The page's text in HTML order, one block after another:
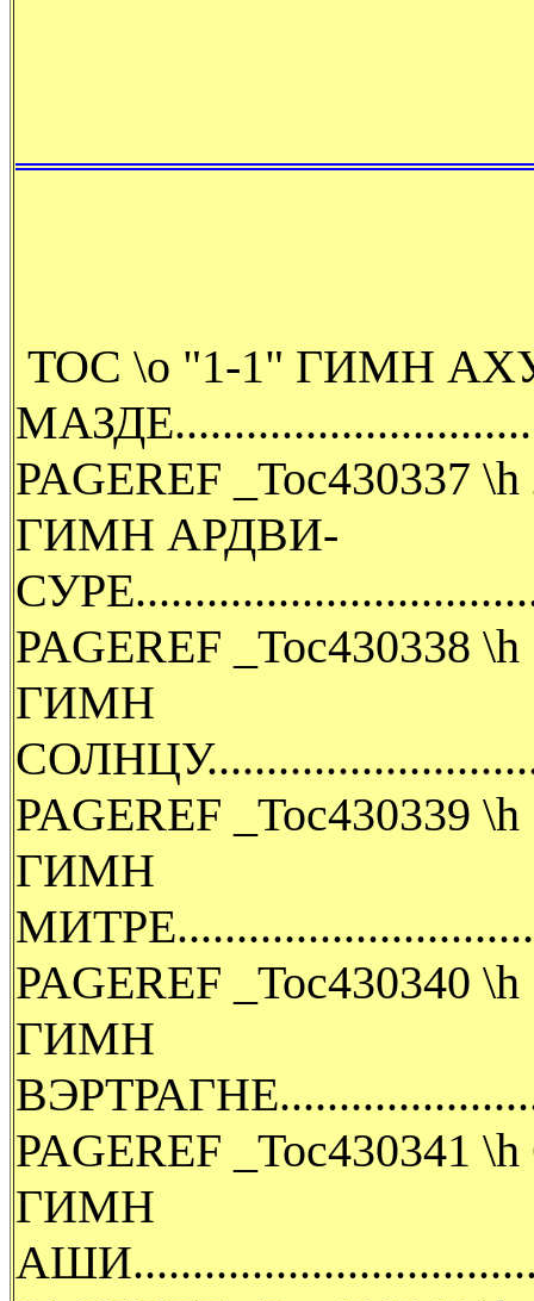
TOC \o "1-1" ГИМН
PAGEREF _Toc430337 \h
ГИМН АРДВИ-
PAGEREF _Toc430338 \h
ГИМН
PAGEREF _Toc430339 \h
ГИМН
PAGEREF _Toc430340 \h
ГИМН
PAGEREF _Toc430341 \h
ГИМН